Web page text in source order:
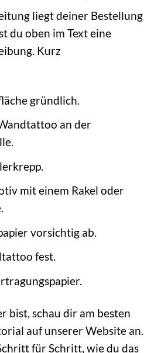
liegt deiner Bestellung
du oben im Text eine
Kurz
gründlich.
an der
mit einem Rakel oder
vorsichtig ab.
fest.
bist, schau dir am besten
auf unserer Website an.
für Schritt, wie du das